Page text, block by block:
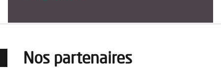
Nos partenaires